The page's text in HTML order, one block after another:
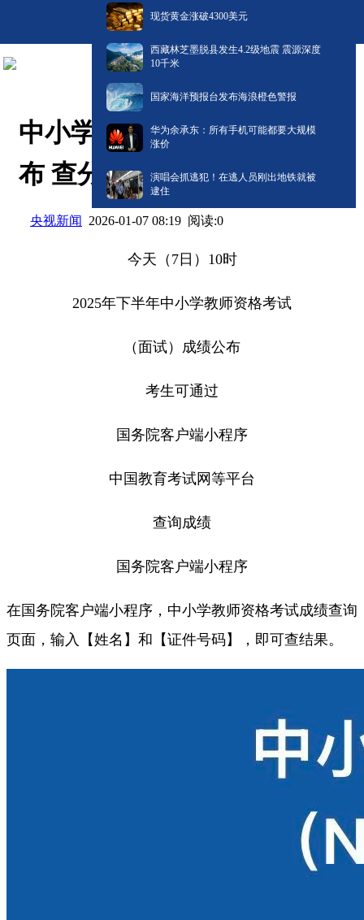
现货黄金涨破4300美元
西藏林芝墨脱县发生4.2级地震 震源深度
10千米
国家海洋预报台发布海浪橙色警报
华为余承东：所有手机可能都要大规模
涨价
演唱会抓逃犯！在逃人员刚出地铁就被
逮住
中小学教资面试成绩今天公
布 查分入口→
央视新闻 2026-01-07 08:19 阅读:0
今天（7日）10时
2025年下半年中小学教师资格考试
（面试）成绩公布
考生可通过
国务院客户端小程序
中国教育考试网等平台
查询成绩
国务院客户端小程序
在国务院客户端小程序，中小学教师资格考试成绩查询
页面，输入【姓名】和【证件号码】，即可查结果。